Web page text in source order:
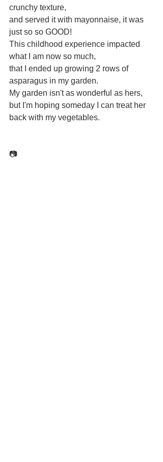
crunchy texture,
and served it with mayonnaise, it was
just so so GOOD!
This childhood experience impacted
what I am now so much,
that I ended up growing 2 rows of
asparagus in my garden.
My garden isn't as wonderful as hers,
but I'm hoping someday I can treat her
back with my vegetables.
📷